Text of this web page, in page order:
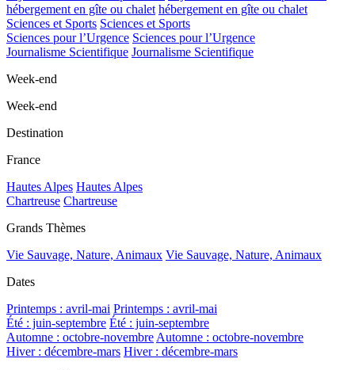
hébergement en gîte ou chalet hébergement en gîte ou chalet
Sciences et Sports Sciences et Sports
Sciences pour l’Urgence Sciences pour l’Urgence
Journalisme Scientifique Journalisme Scientifique
Week-end
Week-end
Destination
France
Hautes Alpes Hautes Alpes
Chartreuse Chartreuse
Grands Thèmes
Vie Sauvage, Nature, Animaux Vie Sauvage, Nature, Animaux
Dates
Printemps : avril-mai Printemps : avril-mai
Été : juin-septembre Été : juin-septembre
Automne : octobre-novembre Automne : octobre-novembre
Hiver : décembre-mars Hiver : décembre-mars